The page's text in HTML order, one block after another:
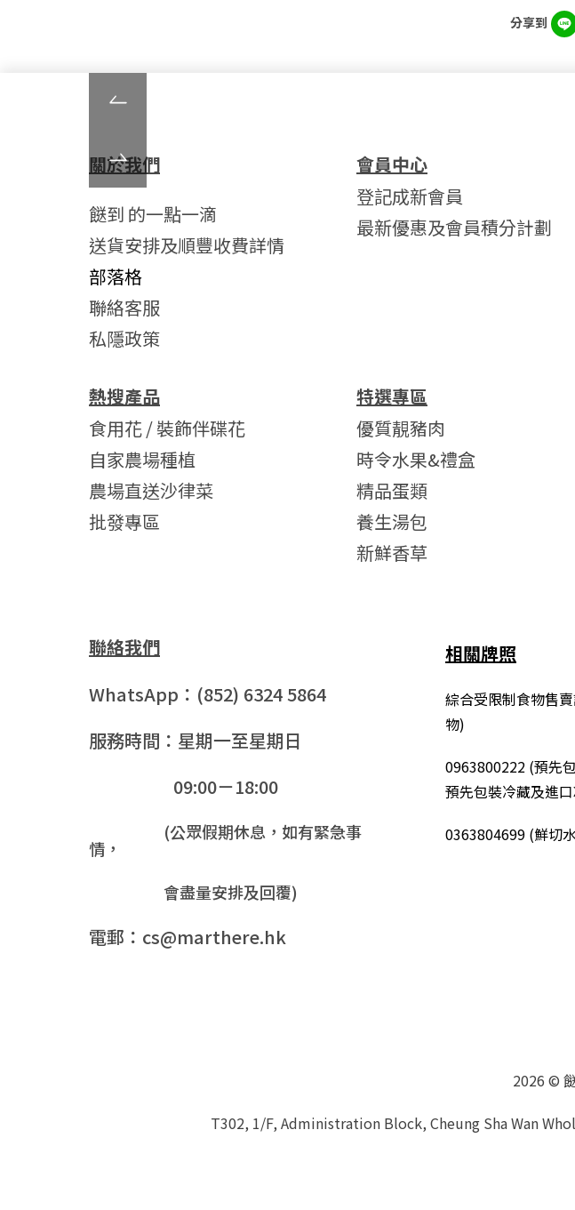
分享到
關於我們
餸到 的一點一滴
送貨安排及順豐收費詳情
部落格
聯絡客服
私隱政策
會員中心
登記成新會員
最新優惠及會員積分計劃
熱搜產品
食用花 / 裝飾伴碟花
自家農場種植
農場直送沙律菜
批發專區
特選專區
優質靚豬肉
時令水果&禮盒
精品蛋類
養生湯包
新鮮香草
聯絡我們
WhatsApp：(852) 6324 5864
服務時間：星期一至星期日
09:00－18:00
(公眾假期休息，如有緊急事
情，
會盡量安排及回覆)
電郵：cs@marthere.hk
相關牌照
綜合受限制食物售
物)
0963800222 (預先
預先包裝冷藏及進
0363804699 (鮮切
2026 ©
T302, 1/F, Administration Block, Cheung Sha Wan